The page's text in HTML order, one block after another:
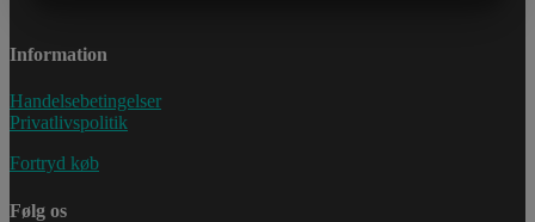
Information
Handelsebetingelser
Privatlivspolitik
Fortryd køb
Følg os